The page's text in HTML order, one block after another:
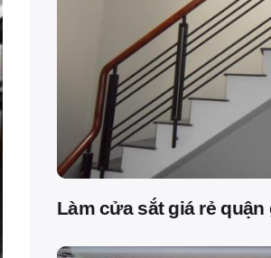
Làm cửa sắt giá rẻ quận